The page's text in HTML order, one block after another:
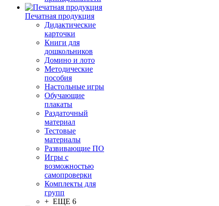
Печатная продукция
Дидактические
карточки
Книги для
дошкольников
Домино и лото
Методические
пособия
Настольные игры
Обучающие
плакаты
Раздаточный
материал
Тестовые
материалы
Развивающие ПО
Игры с
возможностью
самопроверки
Комплекты для
групп
+ ЕЩЕ 6